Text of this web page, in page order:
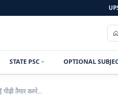
STATE PSC OPTIONAL
तैयार करने…